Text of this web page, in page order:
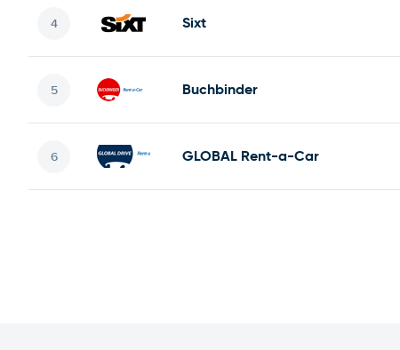
Sixt
Buchbinder
GLOBAL Rent-a-Car